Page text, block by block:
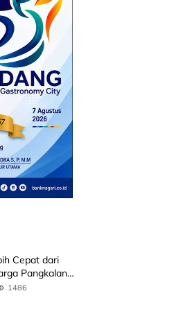
Cepat dari
Pangkalan
di Tengah
1486